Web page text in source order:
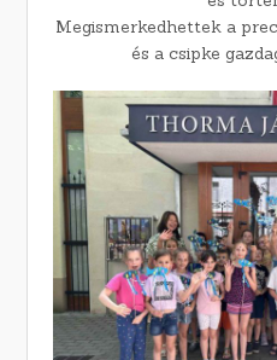
Megismerkedhettek a
és a csipke